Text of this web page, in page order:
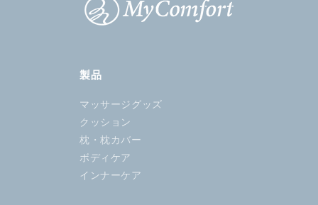
製品
マッサージグッズ
クッション
枕・枕カバー
ボディケア
インナーケア